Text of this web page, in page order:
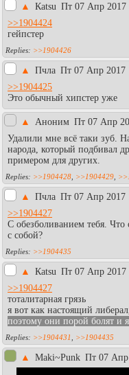
▲ Каtsu Пт 07 Апр 2017
>>1904424
гейпстер
>>1904426
▲ Пчла Пт 07 Апр 2017
>>1904425
Это обычный хипстер уже
▲ Аноним Пт 07 Апр
Удалили мне всё таки зуб.
народа, который подбивал
примером для других.
>>1904428 >>1904429
▲ Пчла Пт 07 Апр 2017
>>1904427
С обезболиванием тебя. Что
с собой?
>>1904435
▲ Каtsu Пт 07 Апр 2017
>>1904427
тоталитарная грязь
я вот как настоящий
поэтому они порой болят и
>>1904431 >>1904435
▲ Maki~Punk Пт 07 Апр